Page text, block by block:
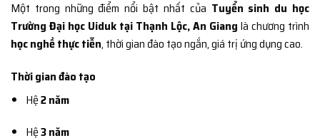
Một trong những điểm nổi bật nhất của Tuyển sinh du học
Trường Đại học Uiduk tại Thạnh Lộc, An Giang là chương trình
học nghề thực tiễn, thời gian đào tạo ngắn, giá trị ứng dụng cao.
Thời gian đào tạo
Hệ2 năm
Hệ3 năm